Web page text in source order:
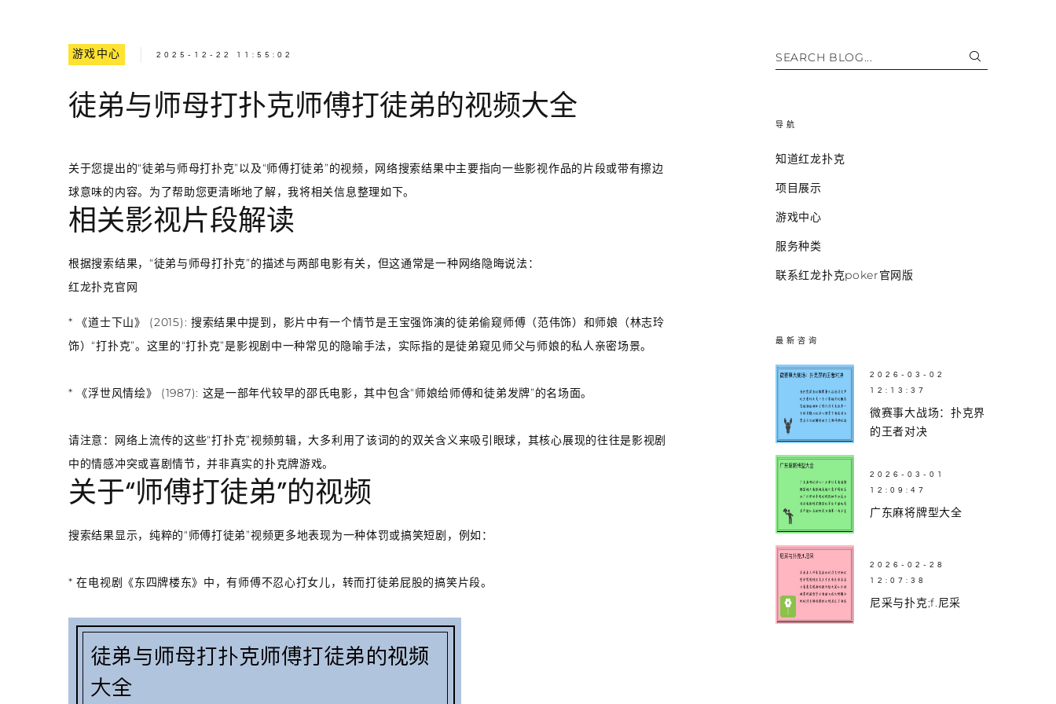
游戏中心 2025-12-22 11:55:02
徒弟与师母打扑克师傅打徒弟的视频大全
关于您提出的“徒弟与师母打扑克”以及“师傅打徒弟”的视频，网络搜索结果中主要指向一些影视作品的片段或带有擦边
球意味的内容。为了帮助您更清晰地了解，我将相关信息整理如下。
相关影视片段解读
根据搜索结果，“徒弟与师母打扑克”的描述与两部电影有关，但这通常是一种网络隐晦说法：
红龙扑克官网
* 《道士下山》 (2015) : 搜索结果中提到，影片中有一个情节是王宝强饰演的徒弟偷窥师傅（范伟饰）和师娘（林志玲
饰）“打扑克”。这里的“打扑克”是影视剧中一种常见的隐喻手法，实际指的是徒弟窥见师父与师娘的私人亲密场景。
* 《浮世风情绘》 (1987): 这是一部年代较早的邵氏电影，其中包含“师娘给师傅和徒弟发牌”的名场面。
请注意 ：网络上流传的这些“打扑克”视频剪辑，大多利用了该词的的双关含义来吸引眼球，其核心展现的往往是影视剧
中的情感冲突或喜剧情节，并非真实的扑克牌游戏。
关于“师傅打徒弟”的视频
搜索结果显示，纯粹的“师傅打徒弟”视频更多地表现为一种体罚或搞笑短剧，例如：
* 在电视剧《东四牌楼东》中，有师傅不忍心打女儿，转而打徒弟屁股的搞笑片段。
SEARCH BLOG...
导航
知道红龙扑克
项目展示
游戏中心
服务种类
联系红龙扑克poker官网版
最新咨询
2026-03-02
12:13:37
微赛事大战场：扑克界
的王者对决
2026-03-01
12:09:47
广东麻将牌型大全
2026-02-28
12:07:38
尼采与扑克;f.尼采